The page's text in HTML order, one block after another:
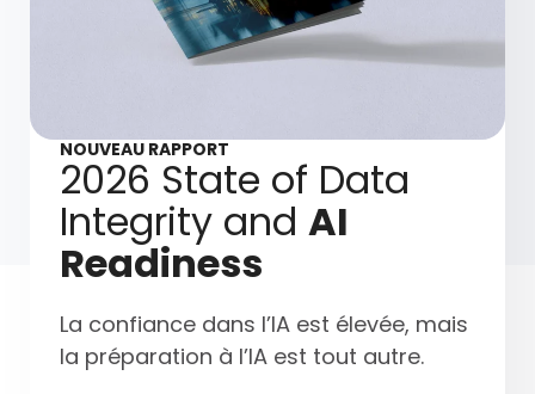
NOUVEAU RAPPORT
2026 State of Data
Integrity and AI
Readiness
La confiance dans l’IA est élevée, mais
la préparation à l’IA est tout autre.